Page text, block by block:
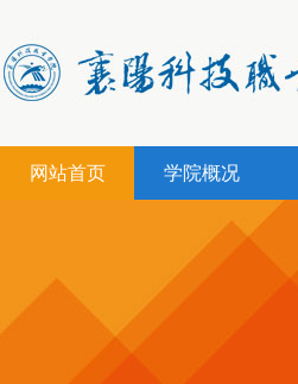
网站首页 学院概况